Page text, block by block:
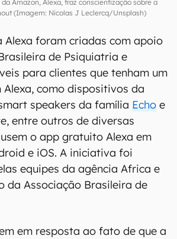
Amazon, Alexa, traz conscientização sobre a
(Imagem: Nicolas J Leclercq/Unsplash)
Alexa foram criadas com apoio
de Psiquiatria e
para clientes que tenham um
como dispositivos da
speakers da família Echo e
entre outros de diversas
o app gratuito Alexa em
e iOS. A iniciativa foi
equipes da agência Africa e
da Associação Brasileira de
em resposta ao fato de que a